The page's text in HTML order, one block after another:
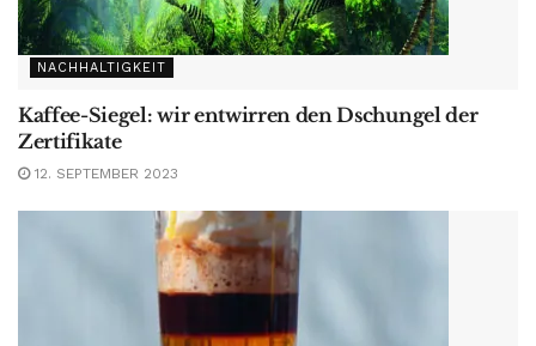
NACHHALTIGKEIT
Kaffee-Siegel: wir entwirren den Dschungel der
Zertifikate
12. SEPTEMBER 2023